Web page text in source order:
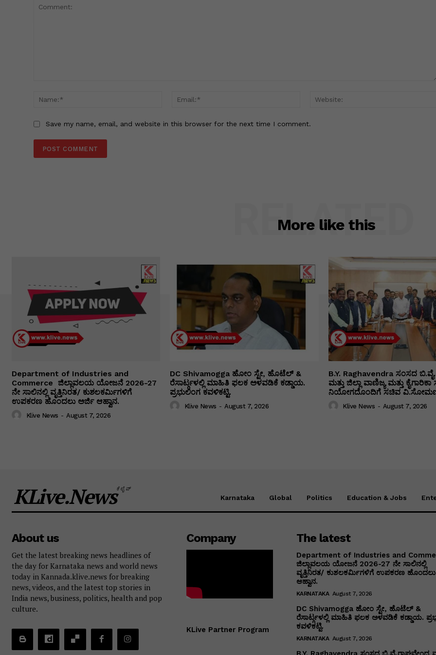
Name:*
Email:*
Save my name, email, and website in this browser for the next time I comment.
More like this
RELATED
Department of Industries and
Commerce ಜಿಲ್ಲಾವಲಯ ಯೋಜನೆ 2026-27
ನೇ ಸಾಲಿನಲ್ಲಿ ವೃತ್ತಿನಿರತ/ ಕುಶಲಕರ್ಮಿಗಳಿಗೆ
ಉಪಕರಣ ಹೊಂದಲು ಅರ್ಜಿ ಆಹ್ವಾನ.
Klive News - August 7, 2026
DC Shivamogga ಹೋಂ ಸ್ಟೇ, ಹೊಟೆಲ್ &
ರೆಸಾರ್ಟ್ಗಳಲ್ಲಿ ಮಾಹಿತಿ ಫಲಕ ಅಳವಡಿಕೆ ಕಡ್ಡಾಯ.
ಪ್ರಭುಲಿಂಗ ಕವಳಿಕಟ್ಟಿ.
Klive News - August 7, 2026
B.Y. Raghavendra ಸಂಸದ
ಮತ್ತು ಜಿಲ್ಲಾ ವಾಣಿಜ್ಯ ಮತ್ತು
ನಿಯೋಗದೊಂದಿಗೆ ಸಚಿವ
Klive News - August 7, 2026
KLive.Newsಕೆಲೈವ್
Karnataka Global Politics Education & Jobs
About us
Get the latest breaking news headlines of
the day for Karnataka news and world news
today in Kannada.klive.news for breaking
news, videos, and the latest top stories in
India news, business, politics, health and pop
culture.
Company
KLive Partner Program
The latest
Department of Industries and
ಜಿಲ್ಲಾವಲಯ ಯೋಜನೆ 2026-27 ನೇ ಸಾಲಿನಲ್ಲಿ
ವೃತ್ತಿನಿರತ/ ಕುಶಲಕರ್ಮಿಗಳಿಗೆ ಉಪಕರಣ
ಆಹ್ವಾನ.
KARNATAKA August 7, 2026
DC Shivamogga ಹೋಂ ಸ್ಟೇ, ಹೊಟೆಲ್ &
ರೆಸಾರ್ಟ್ಗಳಲ್ಲಿ ಮಾಹಿತಿ ಫಲಕ ಅಳವಡಿಕೆ ಕಡ್ಡಾಯ.
ಕವಳಿಕಟ್ಟಿ.
KARNATAKA August 7, 2026